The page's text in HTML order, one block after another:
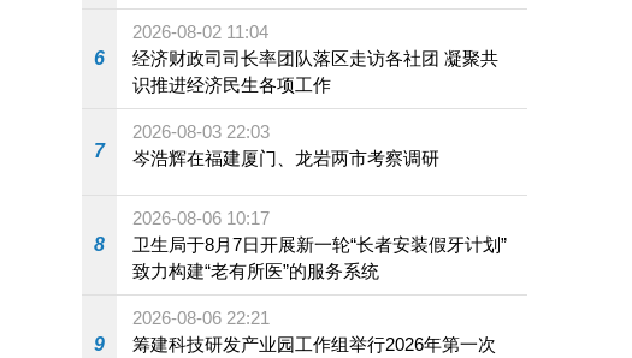
施
6
2026-08-02 11:04
经济财政司司长率团队落区走访各社团 凝聚共
识推进经济民生各项工作
7
2026-08-03 22:03
岑浩辉在福建厦门、龙岩两市考察调研
8
2026-08-06 10:17
卫生局于8月7日开展新一轮“长者安装假牙计划”
致力构建“老有所医”的服务系统
9
2026-08-06 22:21
筹建科技研发产业园工作组举行2026年第一次